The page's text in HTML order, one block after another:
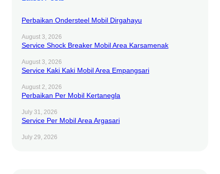
Perbaikan Ondersteel Mobil Dirgahayu
August 3, 2026
Service Shock Breaker Mobil Area Karsamenak
August 3, 2026
Service Kaki Kaki Mobil Area Empangsari
August 2, 2026
Perbaikan Per Mobil Kertanegla
July 31, 2026
Service Per Mobil Area Argasari
July 29, 2026